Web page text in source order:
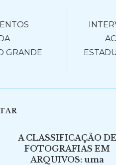
GRANDE
A CLASSIFICAÇÃO DE
FOTOGRAFIAS EM
ARQUIVOS: uma